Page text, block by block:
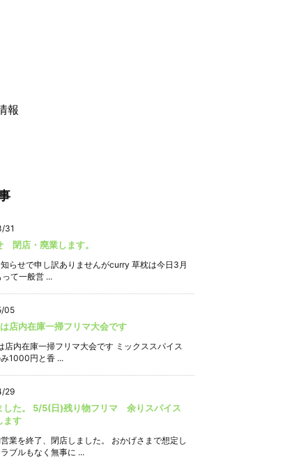
報
31
閉店・廃業します。
らせで申し訳ありませんがcurry 草枕は今日3月
て一般営 ...
05
店内在庫一掃フリマ大会です
店内在庫一掃フリマ大会です ミックススパイス
1000円と香 ...
29
した。 5/5(日)残り物フリマ 余りスパイス
ます
業を終了、閉店しました。 おかげさまで想定し
ブルもなく無事に ...